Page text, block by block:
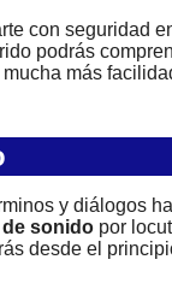
con seguridad
podrás
más
y diálogos
sonidopor
desde el